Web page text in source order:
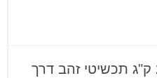
סוכל ניסיון הברחה של 20 ק"ג תכשיטי זהב דרך